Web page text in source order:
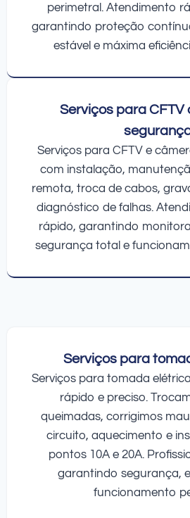
perimetral. Atendimento
garantindo proteção
estável e máxima
Serviços para CFTV
Serviços para CFTV e
com instalação,
remota, troca de cabos,
diagnóstico de falhas.
rápido, garantindo
segurança total e
Serviços para
Serviços para tomada
rápido e preciso.
queimadas, corrigimos
circuito, aquecimento e
pontos 10A e 20A.
garantindo segurança,
funcionamento